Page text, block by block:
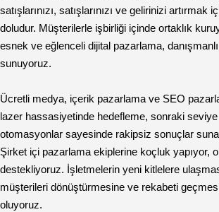
satışlarınızı, satışlarınızı ve gelirinizi artırmak
doludur. Müşterilerle işbirliği içinde ortaklık
esnek ve eğlenceli dijital pazarlama,
sunuyoruz.
Ücretli medya, içerik pazarlama ve SEO
lazer hassasiyetinde hedefleme, sonraki seviye
otomasyonlar sayesinde rakipsiz sonuçlar
Şirket içi pazarlama ekiplerine koçluk yapıyor,
destekliyoruz. İşletmelerin yeni kitlelere
müşterileri dönüştürmesine ve rekabeti
oluyoruz.